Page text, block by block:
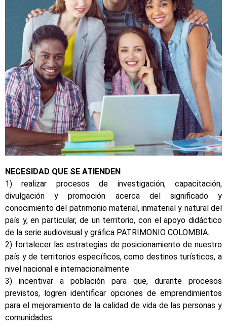
NECESIDAD QUE SE ATIENDEN
1) realizar procesos de investigación, capacitación,
divulgación y promoción acerca del significado y
conocimiento del patrimonio material, inmaterial y natural del
país y, en particular, de un territorio, con el apoyo didáctico
de la serie audiovisual y gráfica PATRIMONIO COLOMBIA.
2) fortalecer las estrategias de posicionamiento de nuestro
país y de territorios específicos, como destinos turísticos, a
nivel nacional e internacionalmente
3) incentivar a población para que, durante procesos
previstos, logren identificar opciones de emprendimientos
para el mejoramiento de la calidad de vida de las personas y
comunidades.